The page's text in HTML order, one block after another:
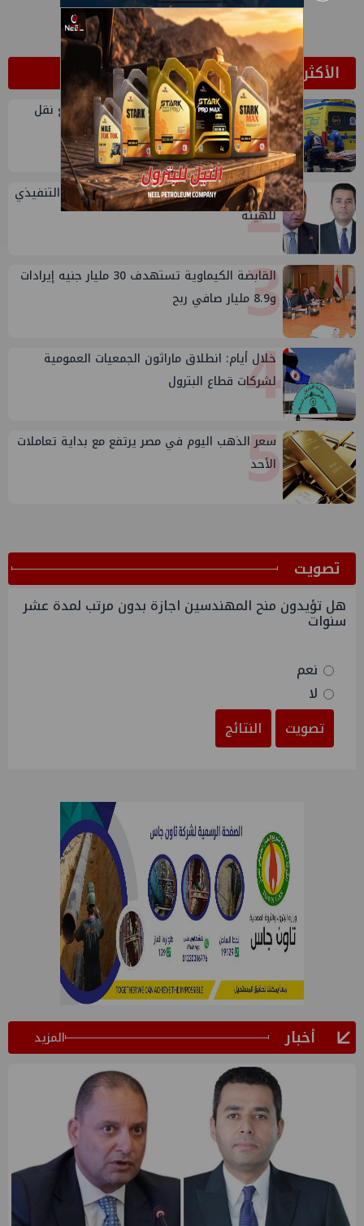
الأكثر قراءة
1
إصابة 22 سيدة في حادث انقلاب سيارة ربع نقل
بالشرقية
2
تعيين أحمد شتا ووليد أنور نائبين للرئيس التنفيذي
للهيئة
3
القابضة الكيماوية تستهدف 30 مليار جنيه إيرادات
و8.9 مليار صافي ربح
4
خلال أيام: انطلاق ماراثون الجمعيات العمومية
لشركات قطاع البترول
5
سعر الذهب اليوم في مصر يرتفع مع بداية تعاملات
الأحد
ﺗﺼﻮﻳﺖ
هل تؤيدون منح المهندسين اجازة بدون مرتب لمدة عشر
سنوات
نعم
لا
تصويت
النتائج
أخبار المزيد